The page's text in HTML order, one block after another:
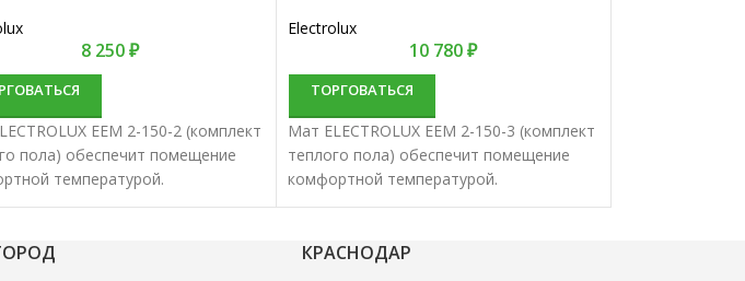
8 250₽
EEM 2-150-2 (комплект
пола) обеспечит помещение
температурой.
маты характеризуются
Electrolux
10 780₽
ТОРГОВАТЬСЯ
Мат ELECTROLUX EEM 2-150-3 (комплект
теплого пола) обеспечит помещение
комфортной температурой.
Нагревательные маты характеризуются
КРАСНОДАР